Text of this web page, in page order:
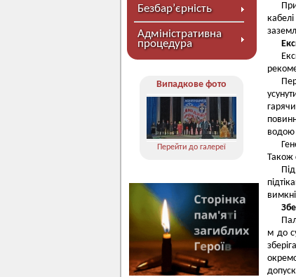
Безбар’єрність
Адміністративна
процедура
Випадкове фото
Перейти до галереї
водою
Також
м до